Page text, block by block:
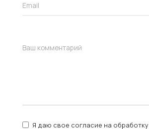
Я даю свое согласие на